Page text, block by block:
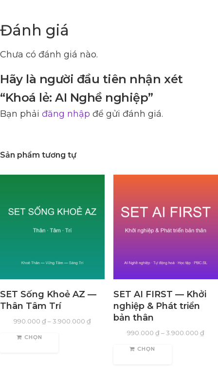
Đánh giá
Chưa có đánh giá nào.
Hãy là người đầu tiên nhận xét
“Khoá lẻ: AI Nghề nghiệp”
Bạn phải đăng nhập để gửi đánh giá.
Sản phẩm tương tự
SET Sống Khoẻ AZ —
Thân Tâm Trí
990.000₫– 3.900.000₫
CHỌN
SET AI FIRST — Khởi
nghiệp & Phát triển
bản thân
990.000 ₫– 3.900.000 ₫
CHỌN